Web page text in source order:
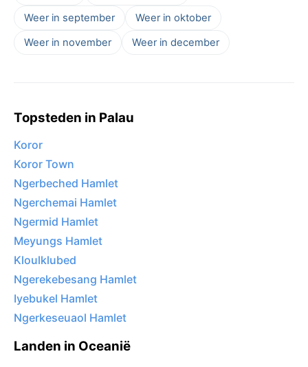
Weer in september
Weer in oktober
Weer in november
Weer in december
Topsteden in Palau
Koror
Koror Town
Ngerbeched Hamlet
Ngerchemai Hamlet
Ngermid Hamlet
Meyungs Hamlet
Kloulklubed
Ngerekebesang Hamlet
Iyebukel Hamlet
Ngerkeseuaol Hamlet
Landen in Oceanië